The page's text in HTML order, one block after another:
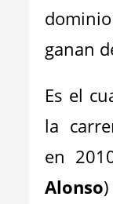
ganan
Es el
la
en
Alonso